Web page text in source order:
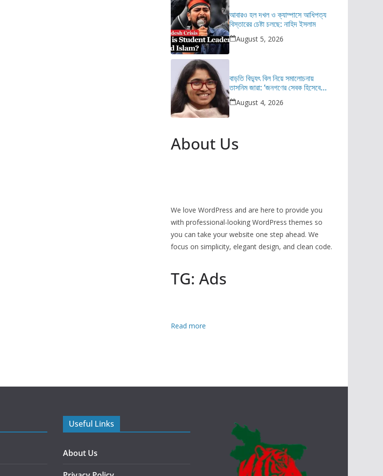
আবারও হল দখল ও ক্যাম্পাসে আধিপত্য
বিস্তারের চেষ্টা চলছে: নাহিদ ইসলাম
August 5, 2026
বাড়তি বিদ্যুৎ বিল নিয়ে সমালোচনায়
তাসনিম জারা: ‘জনগণের সেবক হিসেবে
দায়িত্বশীল আচরণ করুন’
August 4, 2026
About Us
We love WordPress and are here to provide you
with professional-looking WordPress themes so
you can take your website one step ahead. We
focus on simplicity, elegant design, and clean code.
TG: Ads
Read more
Useful Links
About Us